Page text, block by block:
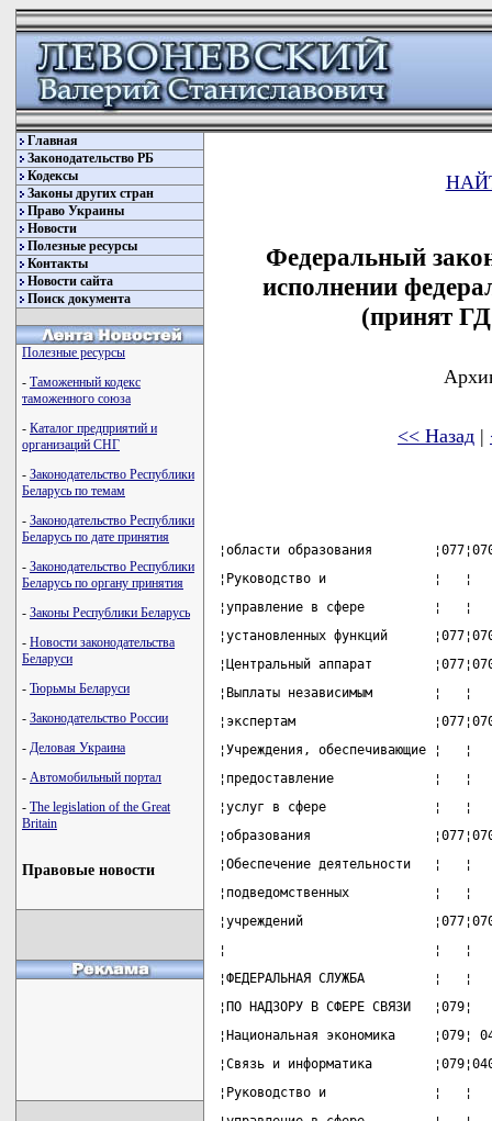
Главная
Законодательство РБ
Кодексы
Законы других стран
Право Украины
Новости
Полезные ресурсы
Контакты
Новости сайта
Поиск документа
Полезные ресурсы
- Таможенный кодекс
таможенного союза
- Каталог предприятий и
организаций СНГ
- Законодательство Республики
Беларусь по темам
- Законодательство Республики
Беларусь по дате принятия
- Законодательство Республики
Беларусь по органу принятия
- Законы Республики Беларусь
- Новости законодательства
Беларуси
- Тюрьмы Беларуси
- Законодательство России
- Деловая Украина
- Автомобильный портал
- The legislation of the Great
Britain
Правовые новости
Федеральный
исполнении
(принят
<< Назад |
¦области образования
¦Руководство и              ¦
¦управление в сфере
¦установленных функций
¦Центральный аппарат
¦Выплаты независимым
¦экспертам
¦Учреждения,
¦предоставление             ¦
¦услуг в сфере              ¦
¦образования
¦Обеспечение деятельности
¦подведомственных
¦учреждений
¦                           ¦   ¦
¦ФЕДЕРАЛЬНАЯ СЛУЖБА
¦ПО НАДЗОРУ В СФЕРЕ СВЯЗИ
¦Национальная экономика
¦Связь и информатика
¦Руководство и              ¦